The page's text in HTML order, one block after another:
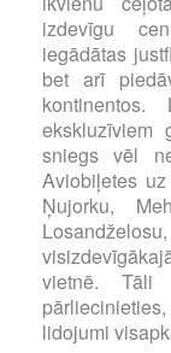
izdevīgu
iegādātas
bet arī
ekskluzīviem
sniegs vēl
Aviobiļetes
Ņujorku,
vietnē. Tāli
lidojumi